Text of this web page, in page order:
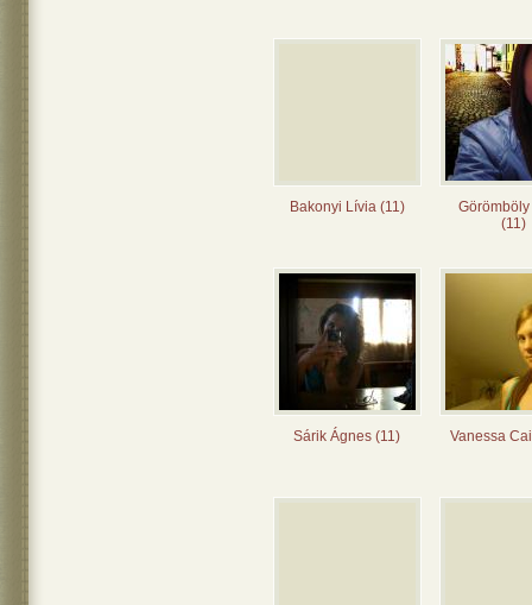
Bakonyi Lívia (11)
(11)
Sárik Ágnes (11) Vanessa